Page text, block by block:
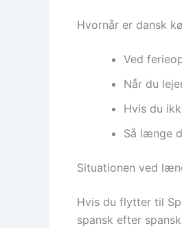
Hvornår er dansk
Ved
Når du
Hvis du
Så længe
Situationen ved
Hvis du flytter til
spansk efter